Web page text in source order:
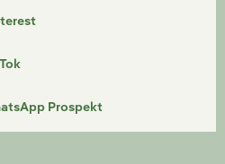
Prospekt